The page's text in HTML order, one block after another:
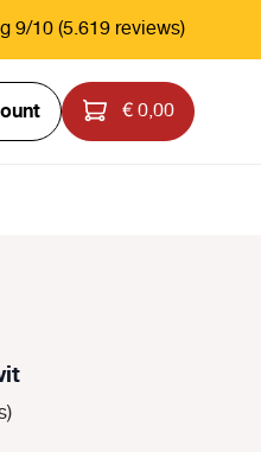
9/10 (5.619 reviews)
je verlanglijstje
€ 0,00